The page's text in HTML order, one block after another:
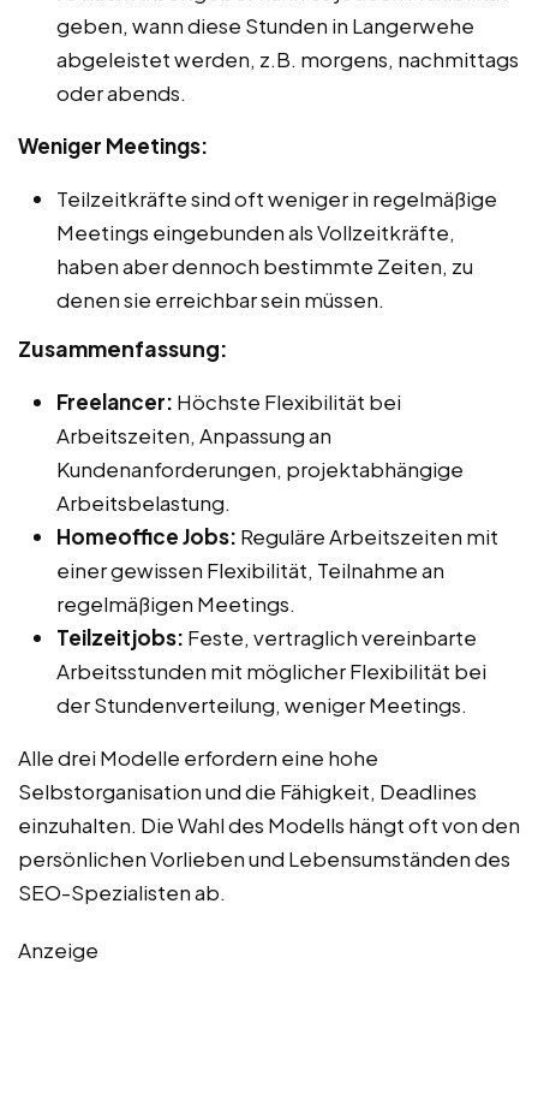
geben, wann diese Stunden in Langerwehe
abgeleistet werden, z.B. morgens, nachmittags
oder abends.
Weniger Meetings:
Teilzeitkräfte sind oft weniger in regelmäßige
Meetings eingebunden als Vollzeitkräfte,
haben aber dennoch bestimmte Zeiten, zu
denen sie erreichbar sein müssen.
Zusammenfassung:
Freelancer: Höchste Flexibilität bei
Arbeitszeiten, Anpassung an
Kundenanforderungen, projektabhängige
Arbeitsbelastung.
Homeoffice Jobs: Reguläre Arbeitszeiten mit
einer gewissen Flexibilität, Teilnahme an
regelmäßigen Meetings.
Teilzeitjobs: Feste, vertraglich vereinbarte
Arbeitsstunden mit möglicher Flexibilität bei
der Stundenverteilung, weniger Meetings.
Alle drei Modelle erfordern eine hohe
Selbstorganisation und die Fähigkeit, Deadlines
einzuhalten. Die Wahl des Modells hängt oft von den
persönlichen Vorlieben und Lebensumständen des
SEO-Spezialisten ab.
Anzeige